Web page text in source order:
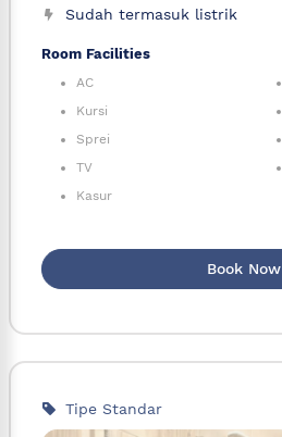
Sudah termasuk listrik
Room Facilities
AC
Kursi
Sprei
TV
Kasur
Book Now
Tipe Standar